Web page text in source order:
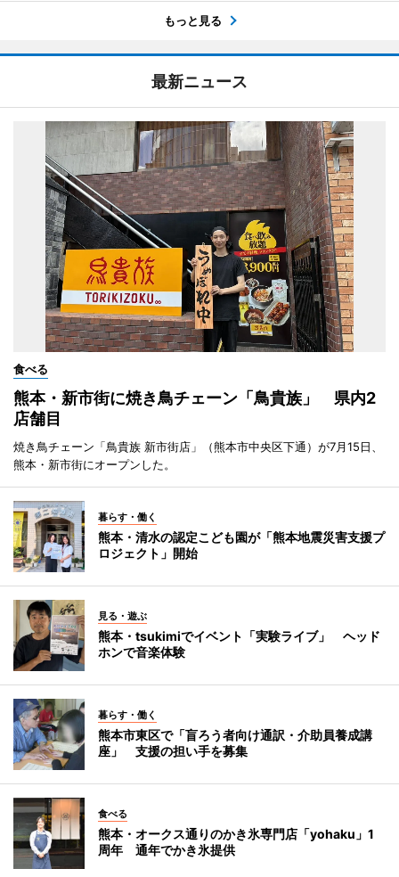
もっと見る
最新ニュース
食べる
熊本・新市街に焼き鳥チェーン「鳥貴族」 県内2
店舗目
焼き鳥チェーン「鳥貴族 新市街店」（熊本市中央区下通）が7月15日、
熊本・新市街にオープンした。
暮らす・働く
熊本・清水の認定こども園が「熊本地震災害支援プ
ロジェクト」開始
見る・遊ぶ
熊本・tsukimiでイベント「実験ライブ」 ヘッド
ホンで音楽体験
暮らす・働く
熊本市東区で「盲ろう者向け通訳・介助員養成講
座」 支援の担い手を募集
食べる
熊本・オークス通りのかき氷専門店「yohaku」1
周年 通年でかき氷提供